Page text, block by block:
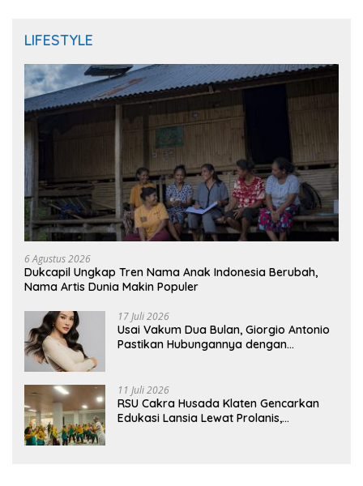
LIFESTYLE
6 Agustus 2026
Dukcapil Ungkap Tren Nama Anak Indonesia Berubah,
Nama Artis Dunia Makin Populer
17 Juli 2026
Usai Vakum Dua Bulan, Giorgio Antonio
Pastikan Hubungannya dengan
11 Juli 2026
RSU Cakra Husada Klaten Gencarkan
Edukasi Lansia Lewat Prolanis,